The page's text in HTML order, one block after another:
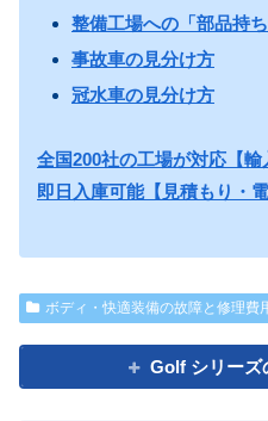
整備工場への「部品持
事故車の見分け方
冠水車の見分け方
全国200社の工場が対応【
即日入庫可能【見積もり・
ボディ・快適装備の故障と修理費
Golf シリーズ